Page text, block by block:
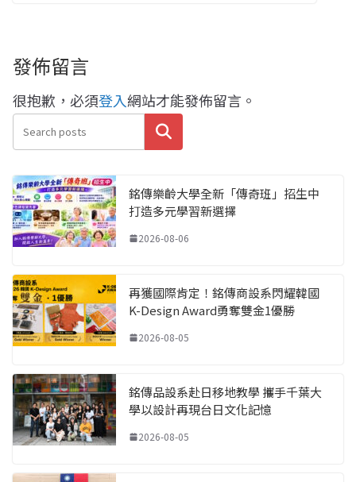
發佈留言
很抱歉，必須登入網站才能發佈留言。
搜尋
銘傳樂齡大學全新「傳奇班」招生中
打造多元學習新選擇
2026-08-06
再獲國際肯定！銘傳商設系閃耀韓國
K-Design Award勇奪雙金1優勝
2026-08-05
銘傳品設系赴日移地教學 攜手千葉大
學以設計再現台日文化記憶
2026-08-05